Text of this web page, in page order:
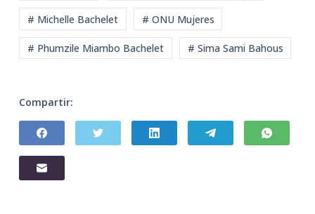
# Michelle Bachelet # ONU Mujeres
# Phumzile Miambo Bachelet # Sima Sami Bahous
Compartir: